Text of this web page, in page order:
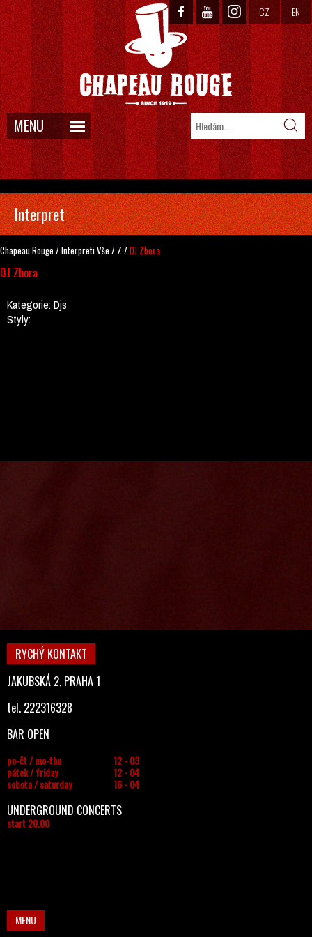
CZ EN
MENU
Interpret
Chapeau Rouge /InterpretiVše / Z /DJ Zbora
DJ Zbora
Kategorie:Djs
Styly:
RYCHÝ KONTAKT
JAKUBSKÁ 2, PRAHA 1
tel. 222316328
BAR OPEN
po-čt / mo-thu
12 - 03
pátek / friday
12 - 04
sobota / saturday
16 - 04
UNDERGROUND CONCERTS
start 20.00
MENU